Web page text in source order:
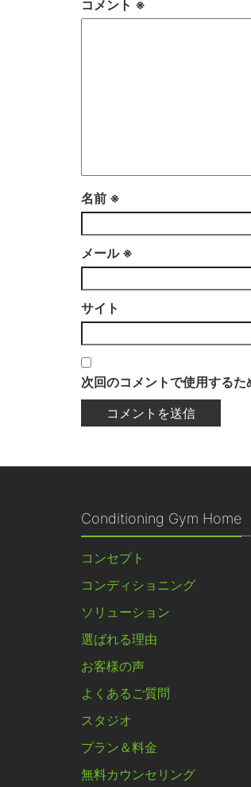
コメント ※
名前 ※
メール ※
サイト
次回のコメントで使用するた
Conditioning Gym Home
コンセプト
コンディショニング
ソリューション
選ばれる理由
お客様の声
よくあるご質問
スタジオ
プラン＆料金
無料カウンセリング